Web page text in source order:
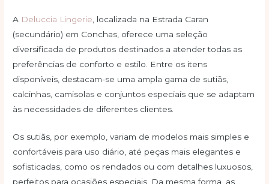
A Deluccia Lingerie , localizada na Estrada Caran
(secundário) em Conchas, oferece uma seleção
diversificada de produtos destinados a atender todas as
preferências de conforto e estilo. Entre os itens
disponíveis, destacam-se uma ampla gama de sutiãs,
calcinhas, camisolas e conjuntos especiais que se adaptam
às necessidades de diferentes clientes.
Os sutiãs, por exemplo, variam de modelos mais simples e
confortáveis para uso diário, até peças mais elegantes e
sofisticadas, como os rendados ou com detalhes luxuosos,
perfeitos para ocasiões especiais. Da mesma forma, as